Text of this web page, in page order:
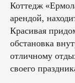
Коттедж
арендой,
Красивая
обстановка
отличному
своего